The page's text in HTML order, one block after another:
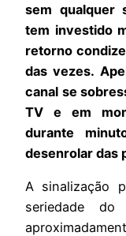
sem qualquer
tem investido
retorno
das vezes.
canal se
TV e em
durante
desenrolar das
A sinalização
seriedade